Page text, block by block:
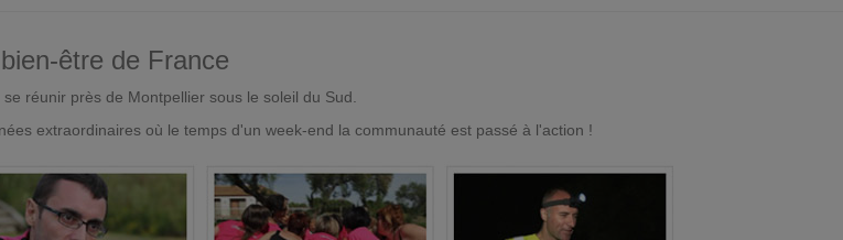
être de France
réunir près de Montpellier sous le soleil du Sud.
extraordinaires où le temps d'un week-end la communauté est passé à l'action !